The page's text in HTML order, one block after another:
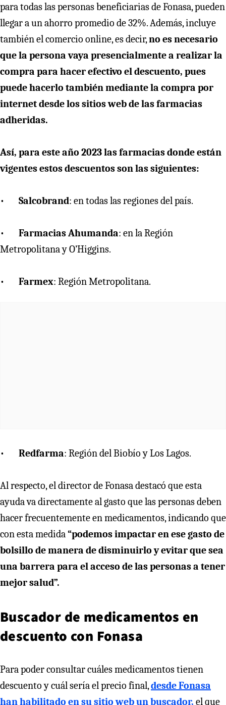
para todas las personas beneficiarias de Fonasa, pueden
llegar a un ahorro promedio de 32%. Además, incluye
también el comercio online, es decir,no es necesario
que la persona vaya presencialmente a realizar la
compra para hacer efectivo el descuento, pues
puede hacerlo también mediante la compra por
internet desde los sitios web de las farmacias
adheridas.
Así, para este año 2023 las farmacias donde están
vigentes estos descuentos son las siguientes:
• Salcobrand: en todas las regiones del país.
• Farmacias Ahumanda: en la Región
Metropolitana y O’Higgins.
• Farmex: Región Metropolitana.
• Redfarma: Región del Biobío y Los Lagos.
Al respecto, el director de Fonasa destacó que esta
ayuda va directamente al gasto que las personas deben
hacer frecuentemente en medicamentos, indicando que
con esta medida“podemos impactar en ese gasto de
bolsillo de manera de disminuirlo y evitar que sea
una barrera para el acceso de las personas a tener
mejor salud”.
Buscador de medicamentos en
descuento con Fonasa
Para poder consultar cuáles medicamentos tienen
descuento y cuál sería el precio final,desde Fonasa
han habilitado en su sitio web un buscador, el que